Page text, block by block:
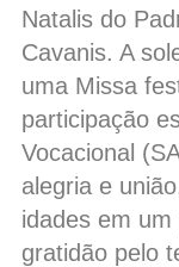
Natalis do
Cavanis. A
uma Missa
participação
Vocacional
alegria e
idades em
gratidão pelo